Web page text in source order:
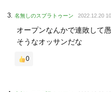
名無しのスプラトゥーン 2022.12.20
オープンなんかで連敗して
そうなオッサンだな
0